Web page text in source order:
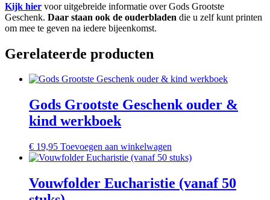
Kijk hier voor uitgebreide informatie over Gods Grootste
Geschenk. Daar staan ook de ouderbladen die u zelf kunt printen
om mee te geven na iedere bijeenkomst.
Gerelateerde producten
Gods Grootste Geschenk ouder &
kind werkboek
€ 19,95 Toevoegen aan winkelwagen
Vouwfolder Eucharistie (vanaf 50